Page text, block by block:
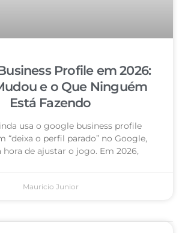
Profile em 2026:
e o Que Ninguém
Está Fazendo
usa o google business profile
“deixa o perfil parado” no Google,
hora de ajustar o jogo. Em 2026,
Mauricio Junior